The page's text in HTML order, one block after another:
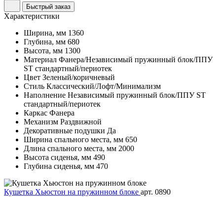
Быстрый заказ
Характеристики
Ширина, мм 1360
Глубина, мм 680
Высота, мм 1300
Материал Фанера/Независимый пружинный блок/ППУ
ST стандартный/периотек
Цвет Зеленый/коричневый
Стиль Классический/Лофт/Минимализм
Наполнение Независимый пружинный блок/ППУ ST
стандартный/периотек
Каркас Фанера
Механизм Раздвижной
Декоративные подушки Да
Ширина спального места, мм 650
Длина спального места, мм 2000
Высота сиденья, мм 490
Глубина сиденья, мм 470
Кушетка Хьюстон на пружинном блоке арт. 0890